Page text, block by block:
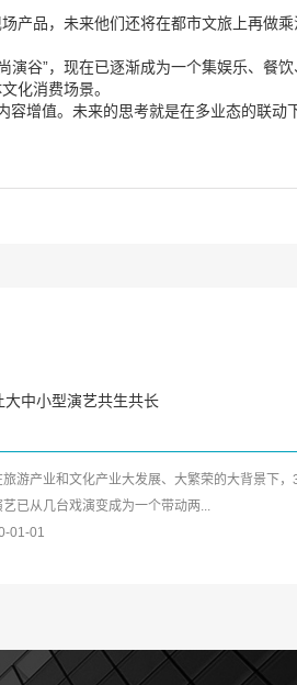
场产品，未来他们还将在都市文旅上再做
谷”，现在已逐渐成为一个集娱乐、餐
化消费场景。
增值。未来的思考就是在多业态的联动
大中小型演艺共生共长
旅游产业和文化产业大发展、大繁荣的大背景下
艺已从几台戏演变成为一个带动两...
01-01